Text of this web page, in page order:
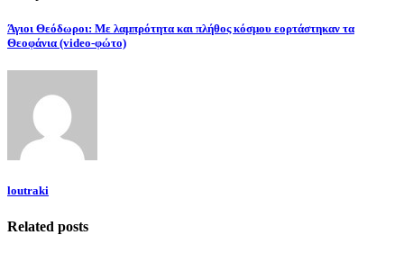
Άγιοι Θεόδωροι: Με λαμπρότητα και πλήθος κόσμου εορτάστηκαν τα
Θεοφάνια (video-φώτο)
loutraki
Related posts